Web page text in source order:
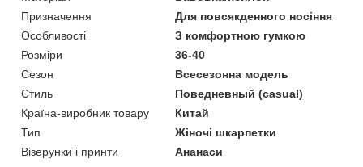
Призначення
Для повсякденного носіння
Особливості
З комфортною гумкою
Розміри
36-40
Сезон
Всесезонна модель
Стиль
Поведневный (casual)
Країна-виробник товару
Китай
Тип
Жіночі шкарпетки
Візерунки і принти
Ананаси